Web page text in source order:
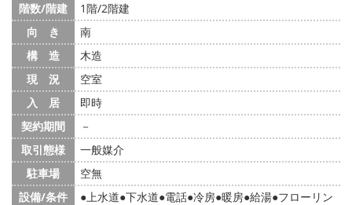
階数/階建
1階/2階建
向 き
南
構 造
木造
現 況
空室
入 居
即時
契約期間
－
取引態様
一般媒介
駐車場
空無
設備/条件
上水道 下水道 電話 冷房 暖房 給湯 フローリン